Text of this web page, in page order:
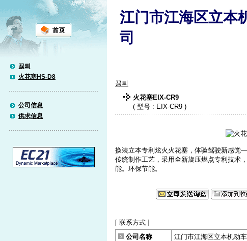
끓틔
火花塞HS-D8
公司信息
供求信息
江门市江海区立本
司
끓틔
火花塞EIX-CR9
( 型号 : EIX-CR9 )
换装立本专利炫火火花塞，体验驾驶新感
传统制作工艺，采用全新旋压燃点专利技术
能。环保节能。
[ 联系方式 ]
公司名称
江门市江海区立本机动